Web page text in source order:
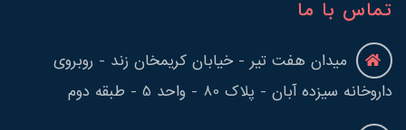
تماس با ما
میدان هفت تیر - خیابان کریمخان زند - روبروی
داروخانه سیزده آبان - پلاک 80 - واحد 5 - طبقه دوم